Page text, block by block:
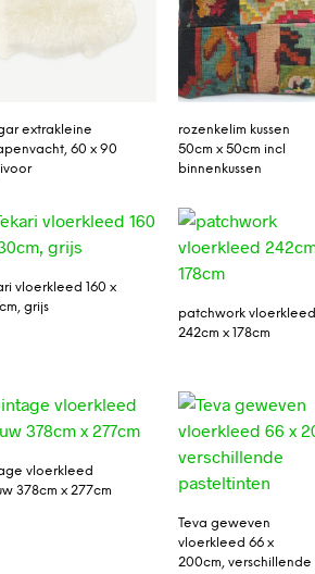
extrakleine
60 x 90
rozenkelim kussen
50cm x 50cm incl
binnenkussen
vloerkleed 160 x
grijs
patchwork vloerkleed
242cm x 178cm
vloerkleed
378cm x 277cm
Teva geweven
vloerkleed 66 x
200cm, verschillende